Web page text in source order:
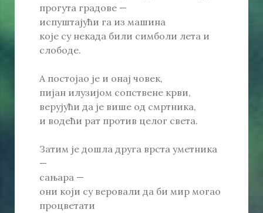
прогута градове —
испуштајући га из машина
које су некада били симболи лета и
слободе.
А постојао је и онај човек,
пијан илузијом сопствене крви,
верујући да је више од смртника,
и водећи рат против целог света.
Затим је дошла друга врста уметника
—
сањара —
они који су веровали да би мир могао
процветати